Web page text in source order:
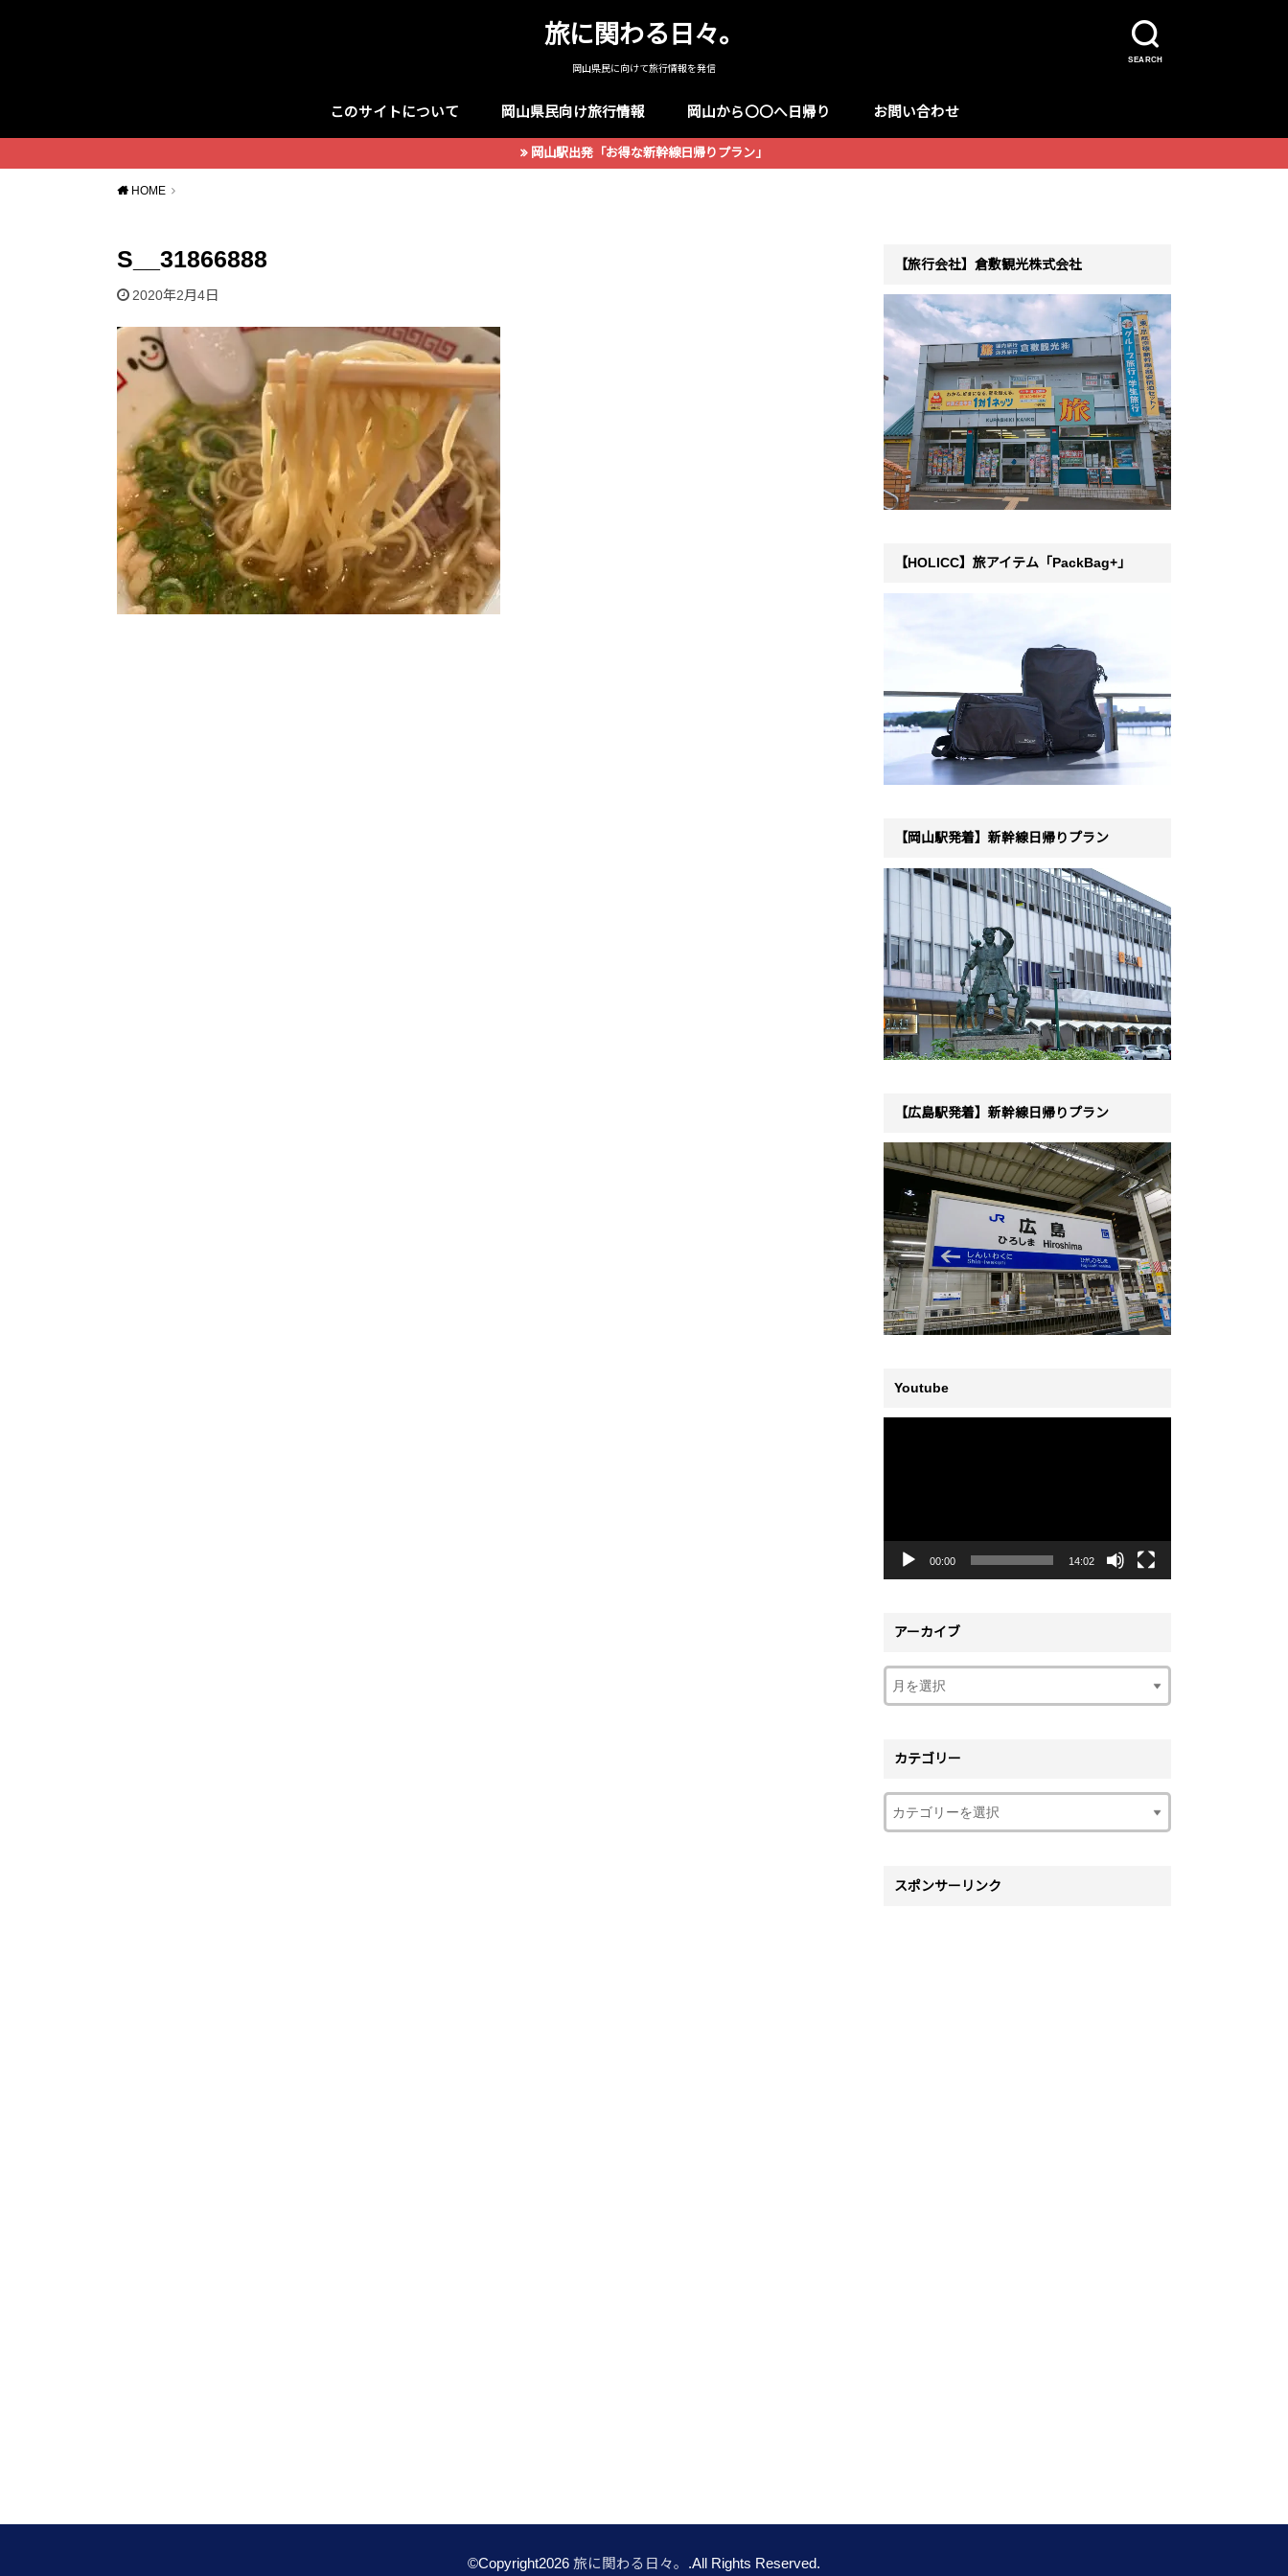
SEARCH
旅に関わる日々。
岡山県民に向けて旅行情報を発信
このサイトについて 岡山県民向け旅行情報 岡山から〇〇へ日帰り お問い合わせ
岡山駅出発「お得な新幹線日帰りプラン」
HOME
S__31866888
2020年2月4日
【旅行会社】倉敷観光株式会社
【HOLICC】旅アイテム「PackBag+」
【岡山駅発着】新幹線日帰りプラン
【広島駅発着】新幹線日帰りプラン
Youtube
ヤ
00:00 14:02
アーカイブ
カテゴリー
スポンサーリンク
©Copyright2026 旅に関わる日々。 .All Rights Reserved.